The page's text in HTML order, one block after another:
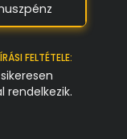
FELTÉTELE:
rendelkezik.